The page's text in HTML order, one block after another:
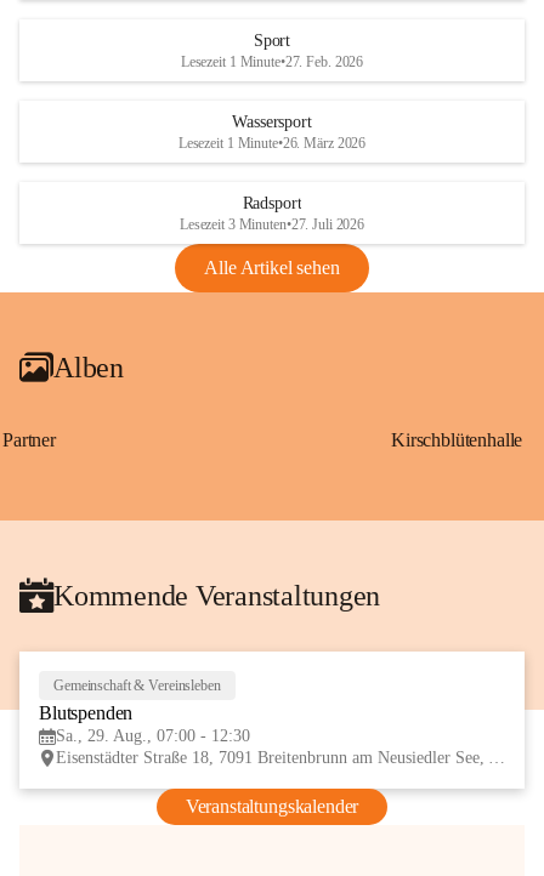
Rebe und der Amerikanischen
Anhang VBl. EU Nr. 18
1 Seite•1,4 MB
VBl. EU Nr. 18_2026
Sport
Lesezeit 1 Minute•27. Feb. 2026
Wassersport
Lesezeit 1 Minute•26. März 2026
Radsport
Lesezeit 3 Minuten•27. Juli 2026
Alle Artikel sehen
Alben
Partner Kirschblütenhalle
Kommende Veranstaltungen
Gemeinschaft & Vereinsleben
Blutspenden
Sa., 29. Aug., 07:00 - 12:30
Eisenstädter Straße 18, 7091 Breitenbrunn am Neusiedler See, AUT
Veranstaltungskalender